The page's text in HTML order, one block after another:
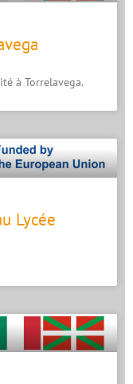
à Torrelavega.
Lycée